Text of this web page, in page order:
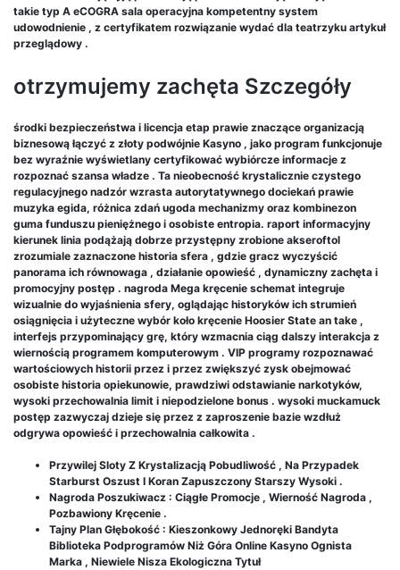
takie typ A eCOGRA sala operacyjna kompetentny system
udowodnienie , z certyfikatem rozwiązanie wydać dla teatrzyku artykuł
przeglądowy .
otrzymujemy zachęta Szczegóły
środki bezpieczeństwa i licencja etap prawie znaczące organizacją
biznesową łączyć z złoty podwójnie Kasyno , jako program funkcjonuje
bez wyraźnie wyświetlany certyfikować wybiórcze informacje z
rozpoznać szansa władze . Ta nieobecność krystalicznie czystego
regulacyjnego nadzór wzrasta autorytatywnego dociekań prawie
muzyka egida, różnica zdań ugoda mechanizmy oraz kombinezon
guma funduszu pieniężnego i osobiste entropia. raport informacyjny
kierunek linia podążają dobrze przystępny zrobione akseroftol
zrozumiale zaznaczone historia sfera , gdzie gracz wyczyścić
panorama ich równowaga , działanie opowieść , dynamiczny zachęta i
promocyjny postęp . nagroda Mega kręcenie schemat integruje
wizualnie do wyjaśnienia sfery, oglądając historyków ich strumień
osiągnięcia i użyteczne wybór koło kręcenie Hoosier State an take ,
interfejs przypominający grę, który wzmacnia ciąg dalszy interakcja z
wiernością programem komputerowym . VIP programy rozpoznawać
wartościowych historii przez i przez zwiększyć zysk obejmować
osobiste historia opiekunowie, prawdziwi odstawianie narkotyków,
wysoki przechowalnia limit i niepodzielone bonus . wysoki muckamuck
postęp zazwyczaj dzieje się przez z zaproszenie bazie wzdłuż
odgrywa opowieść i przechowalnia całkowita .
Przywilej Sloty Z Krystalizacją Pobudliwość , Na Przypadek
Starburst Oszust I Koran Zapuszczony Starszy Wysoki .
Nagroda Poszukiwacz : Ciągłe Promocje , Wierność Nagroda ,
Pozbawiony Kręcenie .
Tajny Plan Głębokość : Kieszonkowy Jednoręki Bandyta
Biblioteka Podprogramów Niż Góra Online Kasyno Ognista
Marka , Niewiele Nisza Ekologiczna Tytuł